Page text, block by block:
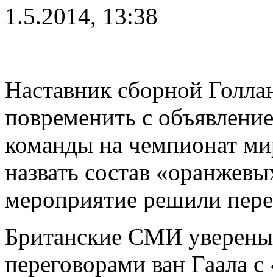
1.5.2014, 13:38
Наставник сборной
повременить с
команды на чемпионат
назвать состав
мероприятие решили
Британские СМИ уверены
переговорами ван Гаала